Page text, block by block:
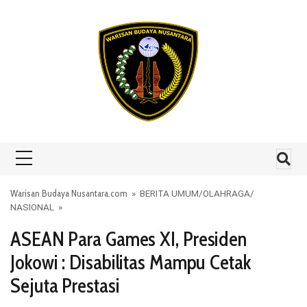
Warisan Budaya Nusantara.com » BERITA UMUM/OLAHRAGA/
NASIONAL
»
ASEAN Para Games XI, Presiden
Jokowi : Disabilitas Mampu Cetak
Sejuta Prestasi